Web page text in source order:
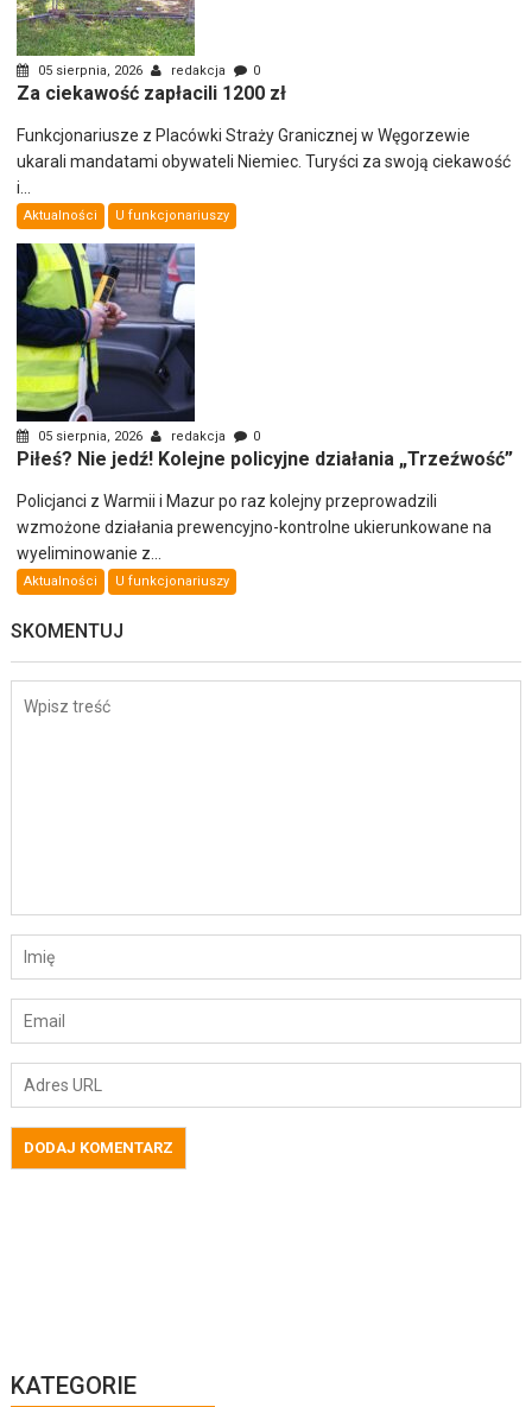
05 sierpnia, 2026 redakcja 0
Za ciekawość zapłacili 1200 zł
Funkcjonariusze z Placówki Straży Granicznej w Węgorzewie
ukarali mandatami obywateli Niemiec. Turyści za swoją ciekawość
i...
Aktualności U funkcjonariuszy
05 sierpnia, 2026 redakcja 0
Piłeś? Nie jedź! Kolejne policyjne działania „Trzeźwość”
Policjanci z Warmii i Mazur po raz kolejny przeprowadzili
wzmożone działania prewencyjno-kontrolne ukierunkowane na
wyeliminowanie z...
Aktualności U funkcjonariuszy
SKOMENTUJ
KATEGORIE